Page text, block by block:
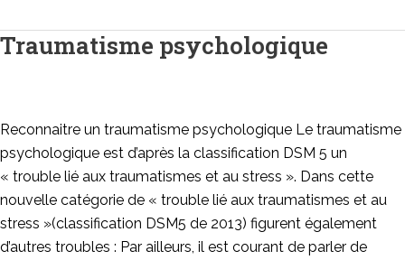
Traumatisme psychologique
Reconnaitre un traumatisme psychologique Le traumatisme
psychologique est d’après la classification DSM 5 un
« trouble lié aux traumatismes et au stress ». Dans cette
nouvelle catégorie de « trouble lié aux traumatismes et au
stress »(classification DSM5 de 2013) figurent également
d’autres troubles : Par ailleurs, il est courant de parler de
Traumatisme